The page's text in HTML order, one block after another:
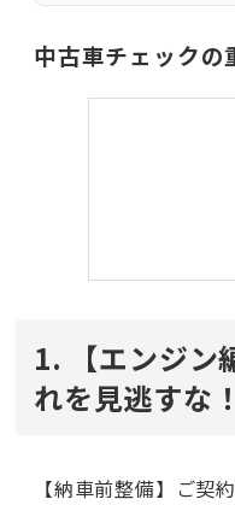
中古車チェックの
1. 【エンジン
れを見逃すな！
【納車前整備】ご契